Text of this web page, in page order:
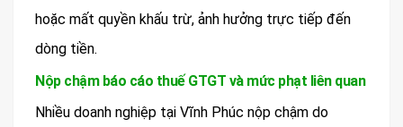
hoặc mất quyền khấu trừ, ảnh hưởng trực tiếp đến
dòng tiền.
Nộp chậm báo cáo thuế GTGT và mức phạt liên quan
Nhiều doanh nghiệp tại Vĩnh Phúc nộp chậm do